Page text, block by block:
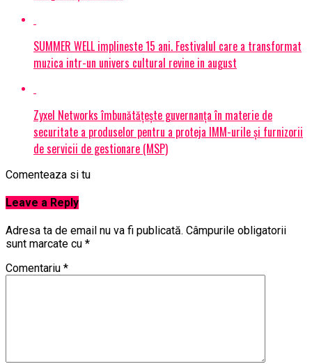
SUMMER WELL implineste 15 ani. Festivalul care a transformat
muzica intr-un univers cultural revine in august
Zyxel Networks îmbunătățește guvernanța în materie de
securitate a produselor pentru a proteja IMM-urile și furnizorii
de servicii de gestionare (MSP)
Comenteaza si tu
Leave a Reply
Adresa ta de email nu va fi publicată. Câmpurile obligatorii
sunt marcate cu *
Comentariu *